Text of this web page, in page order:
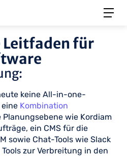
für
keine All-in-one-
Kombination
Planungsebene wie Kordiam
ein CMS für die
sowie Chat-Tools wie Slack
zur Verbreitung in den